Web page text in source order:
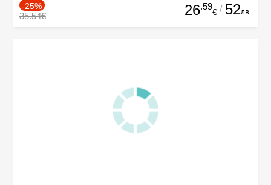
-25%
35.54€ 26.59
€ / 52лв.